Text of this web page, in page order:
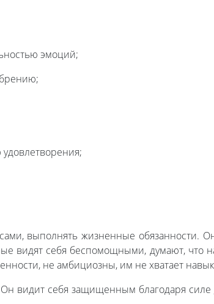
эмоций;
выполнять жизненные обязанности.
видят себя беспомощными, думают, что
не амбициозны, им не хватает
видит себя защищенным благодаря силе